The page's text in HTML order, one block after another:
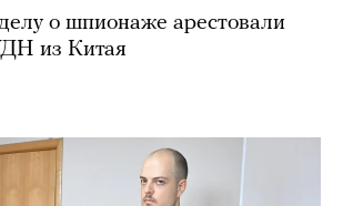
о шпионаже арестовали
из Китая